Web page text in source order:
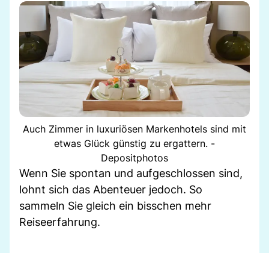
Auch Zimmer in luxuriösen Markenhotels sind mit
etwas Glück günstig zu ergattern. -
Depositphotos
Wenn Sie spontan und aufgeschlossen sind,
lohnt sich das Abenteuer jedoch. So
sammeln Sie gleich ein bisschen mehr
Reiseerfahrung.